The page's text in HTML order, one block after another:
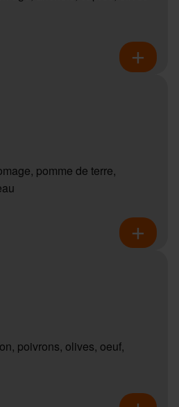
pomme de terre,
poivrons, olives, oeuf,